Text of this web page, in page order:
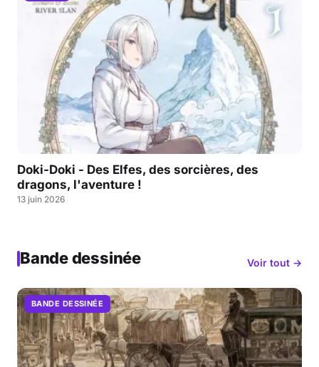
Doki-Doki - Des Elfes, des sorcières, des
dragons, l'aventure !
13 juin 2026
Bande dessinée Voir tout →
BANDE DESSINÉE